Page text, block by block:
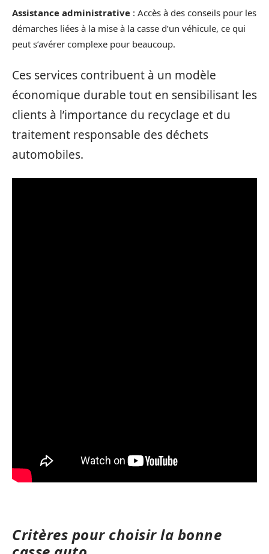
Assistance administrative : Accès à des conseils pour les
démarches liées à la mise à la casse d’un véhicule, ce qui
peut s’avérer complexe pour beaucoup.
Ces services contribuent à un modèle
économique durable tout en sensibilisant les
clients à l’importance du recyclage et du
traitement responsable des déchets
automobiles.
Critères pour choisir la bonne